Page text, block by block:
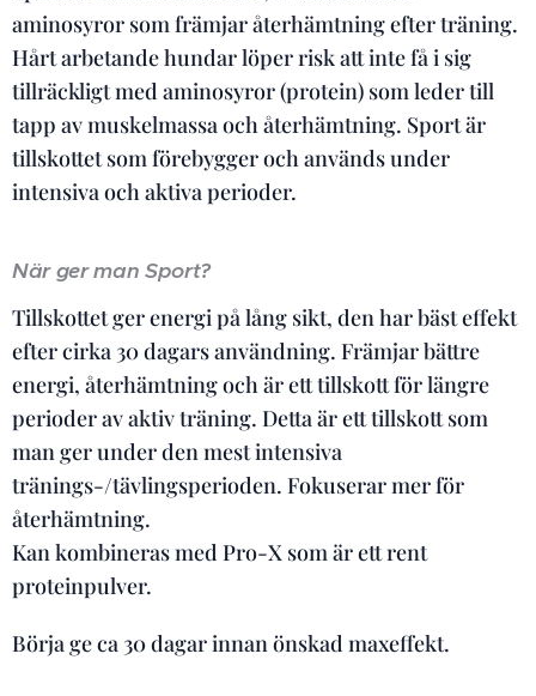
aminosyror som främjar återhämtning efter träning.
Hårt arbetande hundar löper risk att inte få i sig
tillräckligt med aminosyror (protein) som leder till
tapp av muskelmassa och återhämtning. Sport är
tillskottet som förebygger och används under
intensiva och aktiva perioder.
När ger man Sport?
Tillskottet ger energi på lång sikt, den har bäst effekt
efter cirka 30 dagars användning. Främjar bättre
energi, återhämtning och är ett tillskott för längre
perioder av aktiv träning. Detta är ett tillskott som
man ger under den mest intensiva
tränings-/tävlingsperioden. Fokuserar mer för
återhämtning.
Kan kombineras med Pro-X som är ett rent
proteinpulver.
Börja ge ca 30 dagar innan önskad maxeffekt.